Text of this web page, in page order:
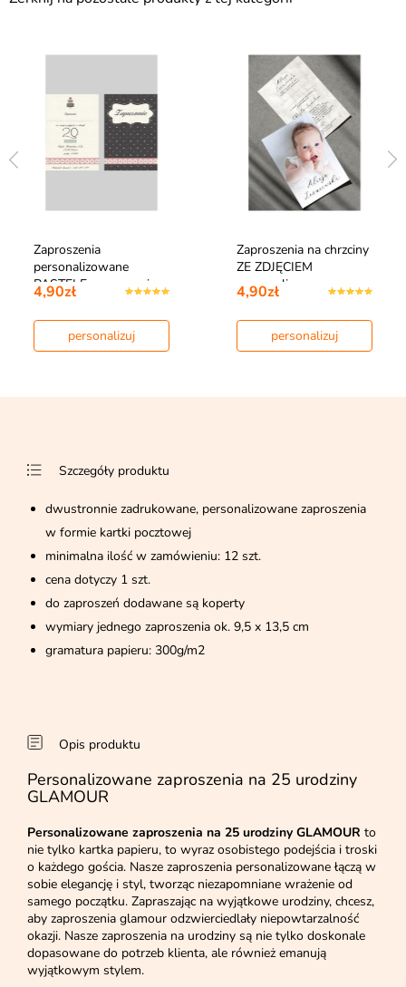
Zaproszenia
personalizowane
PASTELE zaproszenia
na…
4,90zł
personalizuj
Zaproszenia na chrzciny
ZE ZDJĘCIEM
personalizowan…
4,90zł
personalizuj
Szczegóły produktu
dwustronnie zadrukowane, personalizowane zaproszenia
w formie kartki pocztowej
minimalna ilość w zamówieniu: 12 szt.
cena dotyczy 1 szt.
do zaproszeń dodawane są koperty
wymiary jednego zaproszenia ok. 9,5 x 13,5 cm
gramatura papieru: 300g/m2
Opis produktu
Personalizowane zaproszenia na 25 urodziny
GLAMOUR
Personalizowane zaproszenia na 25 urodziny GLAMOUR to
nie tylko kartka papieru, to wyraz osobistego podejścia i troski
o każdego gościa. Nasze zaproszenia personalizowane łączą w
sobie elegancję i styl, tworząc niezapomniane wrażenie od
samego początku. Zapraszając na wyjątkowe urodziny, chcesz,
aby zaproszenia glamour odzwierciedlały niepowtarzalność
okazji. Nasze zaproszenia na urodziny są nie tylko doskonale
dopasowane do potrzeb klienta, ale również emanują
wyjątkowym stylem.